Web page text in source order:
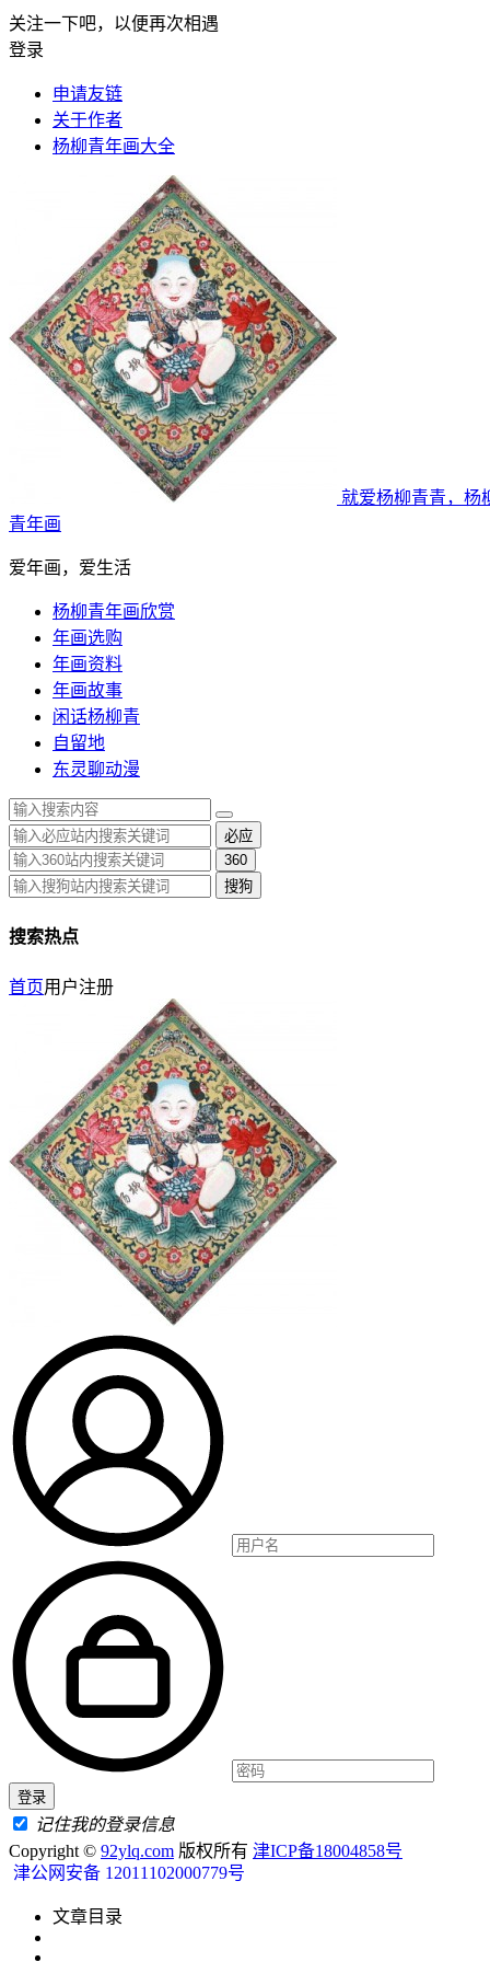
关注一下吧，以便再次相遇
登录
申请友链
关于作者
杨柳青年画大全
就爱杨柳青青，杨
青年画
爱年画，爱生活
杨柳青年画欣赏
年画选购
年画资料
年画故事
闲话杨柳青
自留地
东灵聊动漫
必应
360
搜狗
搜索热点
首页用户注册
记住我的登录信息
Copyright © 92ylq.com 版权所有 津ICP备18004858号
津公网安备 12011102000779号
文章目录